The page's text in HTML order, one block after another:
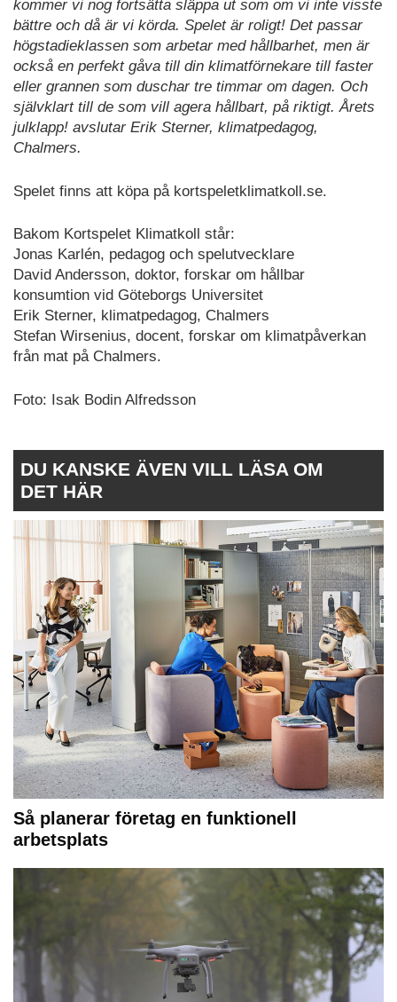
kommer vi nog fortsätta släppa ut som om vi inte visste
bättre och då är vi körda. Spelet är roligt! Det passar
högstadieklassen som arbetar med hållbarhet, men är
också en perfekt gåva till din klimatförnekare till faster
eller grannen som duschar tre timmar om dagen. Och
självklart till de som vill agera hållbart, på riktigt. Årets
julklapp! avslutar Erik Sterner, klimatpedagog,
Chalmers.
Spelet finns att köpa på kortspeletklimatkoll.se.
Bakom Kortspelet Klimatkoll står:
Jonas Karlén, pedagog och spelutvecklare
David Andersson, doktor, forskar om hållbar
konsumtion vid Göteborgs Universitet
Erik Sterner, klimatpedagog, Chalmers
Stefan Wirsenius, docent, forskar om klimatpåverkan
från mat på Chalmers.
Foto: Isak Bodin Alfredsson
DU KANSKE ÄVEN VILL LÄSA OM
DET HÄR
Så planerar företag en funktionell
arbetsplats